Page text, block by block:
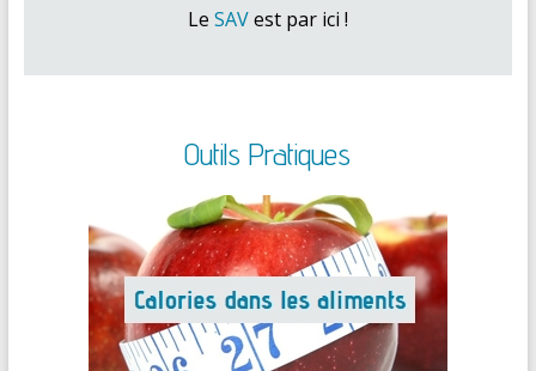
Le SAVest par ici !
Outils Pratiques